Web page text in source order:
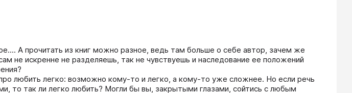
А прочитать из книг можно разное, ведь там больше о себе автор, зачем же
не искренне не разделяешь, так не чувствуешь и наследование ее положений
любить легко: возможно кому-то и легко, а кому-то уже сложнее. Но если речь
то так ли легко любить? Могли бы вы, закрытыми глазами, сойтись с любым